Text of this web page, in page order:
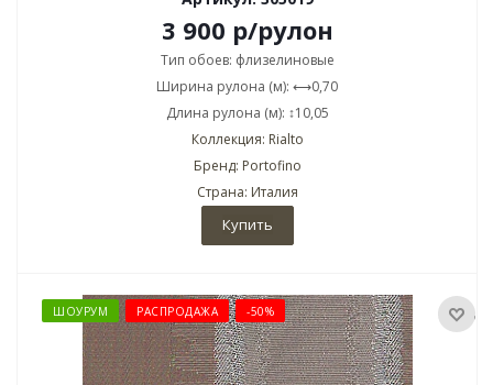
3 900 р/рулон
Тип обоев: флизелиновые
Ширина рулона (м): ⟷0,70
Длина рулона (м): ↕10,05
Коллекция: Rialto
Бренд: Portofino
Страна: Италия
Купить
ШОУРУМ РАСПРОДАЖА -50%